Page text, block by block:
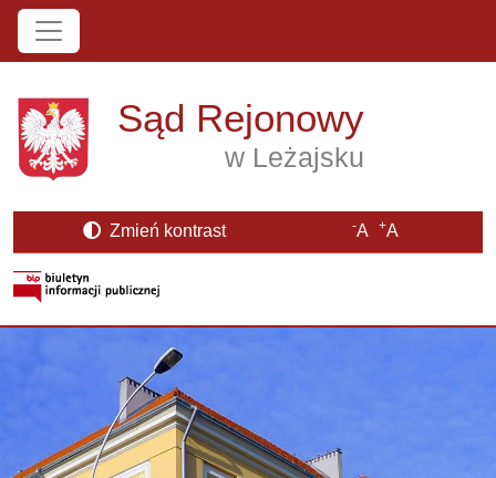
Przejdź do treści
Sąd Rejonowy
w Leżajsku
Zmień kontrast -A +A
Strona BIP otwiera się w nowym oknie